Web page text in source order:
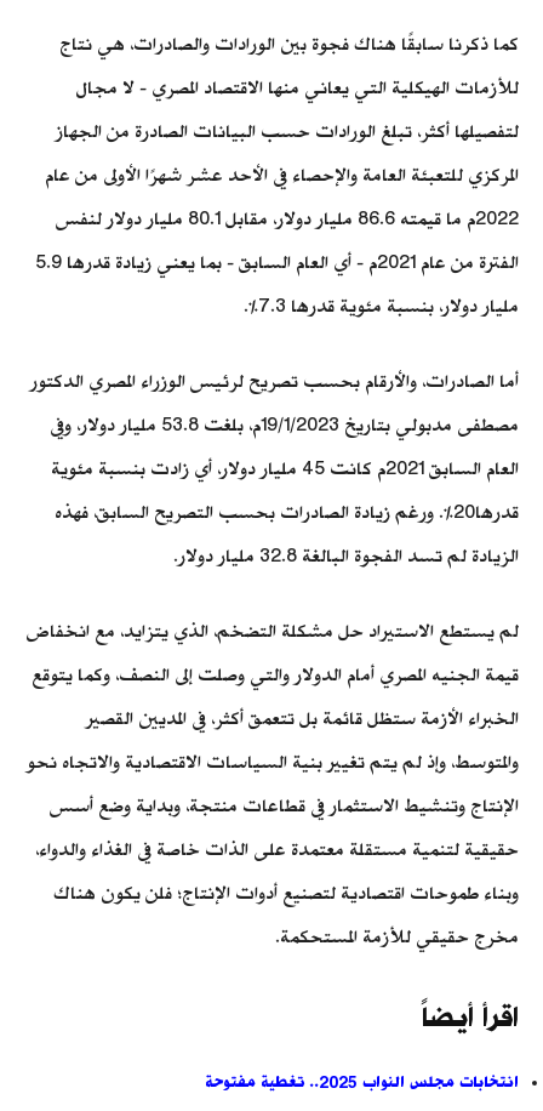
كما ذكرنا سابقًا هناك فجوة بين الورادات والصادرات، هي نتاج
للأزمات الهيكلية التي يعاني منها الاقتصاد المصري - لا مجال
لتفصيلها أكثر، تبلغ الورادات حسب البيانات الصادرة من الجهاز
المركزي للتعبئة العامة والإحصاء في الأحد عشر شهرًا الأولى من عام
2022م ما قيمته 86.6 مليار دولار، مقابل 80.1 مليار دولار لنفس
الفترة من عام 2021م - أي العام السابق - بما يعني زيادة قدرها 5.9
مليار دولار، بنسبة مئوية قدرها 7.3%.
أما الصادرات، والأرقام بحسب تصريح لرئيس الوزراء المصري الدكتور
مصطفى مدبولي بتاريخ 19/1/2023م، بلغت 53.8 مليار دولار، وفي
العام السابق 2021م كانت 45 مليار دولار، أي زادت بنسبة مئوية
قدرها20%. ورغم زيادة الصادرات بحسب التصريح السابق، فهذه
الزيادة لم تسد الفجوة البالغة 32.8 مليار دولار.
لم يستطع الاستيراد حل مشكلة التضخم، الذي يتزايد، مع انخفاض
قيمة الجنيه المصري أمام الدولار والتي وصلت إلى النصف، وكما يتوقع
الخبراء الأزمة ستظل قائمة بل تتعمق أكثر، في المديين القصير
والمتوسط، وإذ لم يتم تغيير بنية السياسات الاقتصادية والاتجاه نحو
الإنتاج وتنشيط الاستثمار في قطاعات منتجة، وبداية وضع أسس
حقيقية لتنمية مستقلة معتمدة على الذات خاصة في الغذاء والدواء،
وبناء طموحات اقتصادية لتصنيع أدوات الإنتاج؛ فلن يكون هناك
مخرج حقيقي للأزمة المستحكمة.
اقرأ أيضاً
انتخابات مجلس النواب 2025.. تغطية مفتوحة